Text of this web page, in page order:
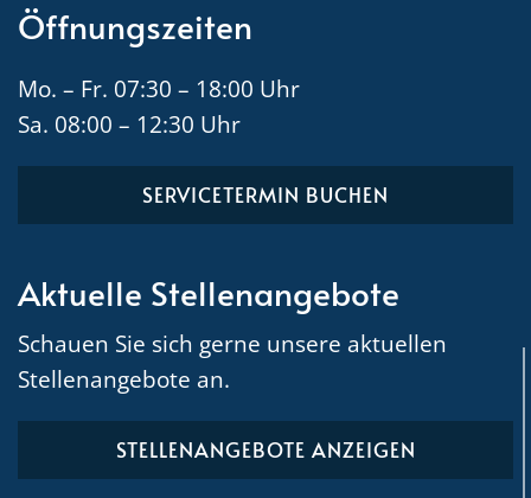
Öffnungszeiten
Mo. – Fr. 07:30 – 18:00 Uhr
Sa. 08:00 – 12:30 Uhr
SERVICETERMIN BUCHEN
Aktuelle Stellenangebote
Schauen Sie sich gerne unsere aktuellen
Stellenangebote an.
STELLENANGEBOTE ANZEIGEN